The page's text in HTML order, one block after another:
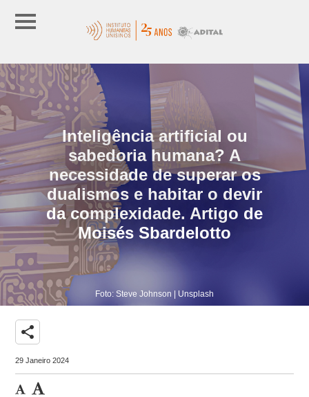
Inteligência artificial ou
sabedoria humana? A
necessidade de superar os
dualismos e habitar o devir
da complexidade. Artigo de
Moisés Sbardelotto
Foto: Steve Johnson | Unsplash
share
29 Janeiro 2024